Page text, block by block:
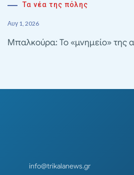
Τα νέα της πόλης
Αυγ 1, 2026
Μπαλκούρα: Το «μνημείο» της
info@trikalanews.gr